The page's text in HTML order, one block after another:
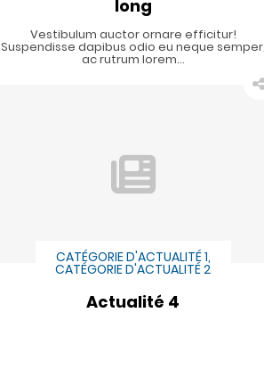
long
Vestibulum auctor ornare efficitur!
Suspendisse dapibus odio eu neque semper,
ac rutrum lorem…
CATÉGORIE D'ACTUALITÉ 1,
CATÉGORIE D'ACTUALITÉ 2
Actualité 4